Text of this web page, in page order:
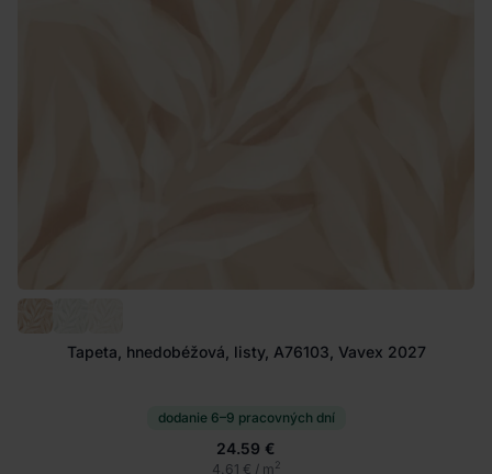
Tapeta, hnedobéžová, listy, A76103, Vavex 2027
dodanie 6–9 pracovných dní
24.59 €
4.61 € / m2